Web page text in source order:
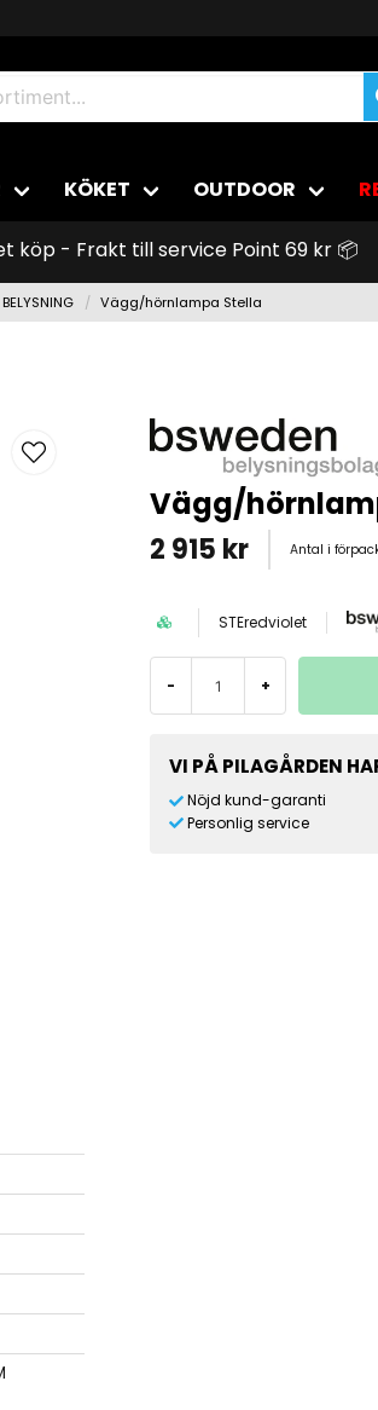
KÖKET OUTDOOR
köp - Frakt till service Point 69 kr 📦
BELYSNING Vägg/hörnlampa Stella
Vägg/
2 915 kr Antal i
STEredviolet
- +
VI PÅ PILAGÅRDEN
Nöjd kund-garanti
Personlig service